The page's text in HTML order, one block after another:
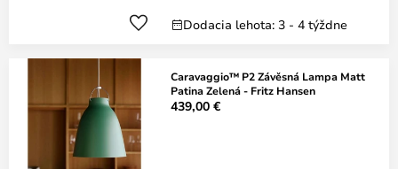
Dodacia lehota: 3 - 4 týždne
Caravaggio™ P2 Závěsná Lampa Matt
Patina Zelená - Fritz Hansen
439,00 €